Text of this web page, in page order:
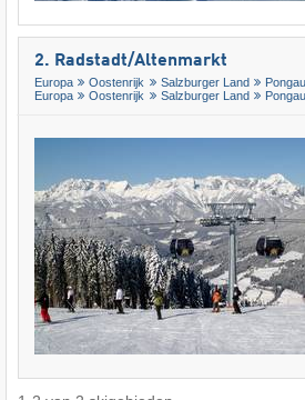
2. Radstadt/​Altenmarkt
Europa Oostenrijk Salzburger Land Pongau
Europa
Oostenrijk Salzburger Land Pongau